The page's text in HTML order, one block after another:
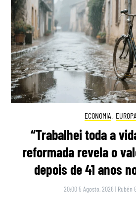
ECONOMIA , EUROPA
“Trabalhei toda a
reformada revela o
depois de 41 anos
20:00 5 Agosto, 2026 | Rubén